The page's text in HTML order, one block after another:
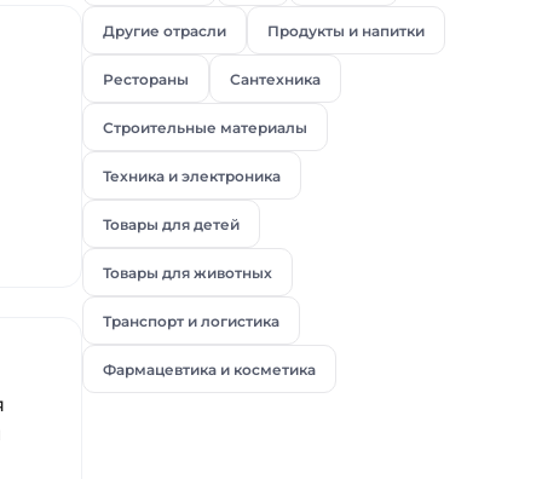
Другие отрасли Продукты и напитки
Рестораны Сантехника
Строительные материалы
Техника и электроника
Товары для детей
Товары для животных
Транспорт и логистика
Фармацевтика и косметика